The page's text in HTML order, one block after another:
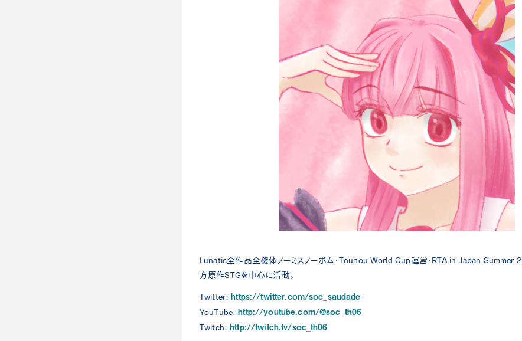
Lunatic全作品全機体ノーミスノーボム・Touhou World Cup運営・RTA in Japan Summer
方原作STGを中心に活動。
Twitter: https://twitter.com/soc_saudade
YouTube: http://youtube.com/@soc_th06
Twitch: http://twitch.tv/soc_th06